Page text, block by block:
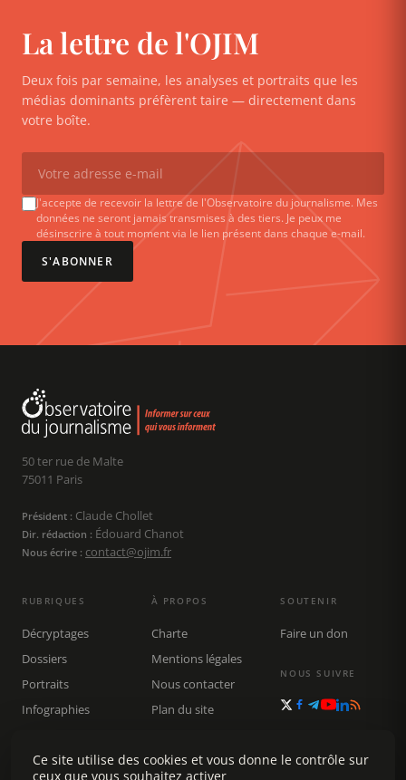
La lettre de l'OJIM
Deux fois par semaine, les analyses et portraits que les
médias dominants préfèrent taire — directement dans
votre boîte.
J'accepte de recevoir la lettre de l'Observatoire du journalisme. Mes
données ne seront jamais transmises à des tiers. Je peux me
désinscrire à tout moment via le lien présent dans chaque e-mail.
S'ABONNER
50 ter rue de Malte
75011 Paris
Président : Claude Chollet
Dir. rédaction : Édouard Chanot
Nous écrire : contact@ojim.fr
RUBRIQUES
Décryptages
Dossiers
Portraits
Infographies
Rechercher
À PROPOS
Charte
Mentions légales
Nous contacter
Plan du site
SOUTENIR
Faire un don
NOUS SUIVRE
Ce site utilise des cookies et vous donne le contrôle sur
ceux que vous souhaitez activer